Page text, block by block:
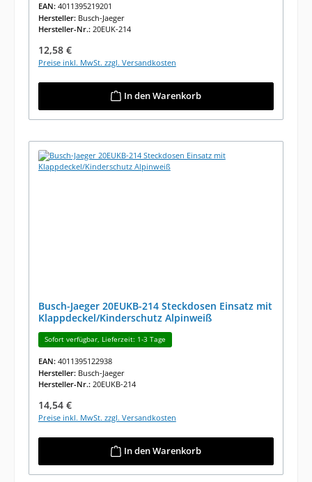
EAN: 4011395219201
Hersteller: Busch-Jaeger
Hersteller-Nr.: 20EUK-214
Regulärer Preis:
12,58 €
Preise inkl. MwSt. zzgl. Versandkosten
In den Warenkorb
Busch-Jaeger 20EUKB-214 Steckdosen Einsatz mit
Klappdeckel/Kinderschutz Alpinweiß
Sofort verfügbar, Lieferzeit: 1-3 Tage
EAN: 4011395122938
Hersteller: Busch-Jaeger
Hersteller-Nr.: 20EUKB-214
Regulärer Preis:
14,54 €
Preise inkl. MwSt. zzgl. Versandkosten
In den Warenkorb